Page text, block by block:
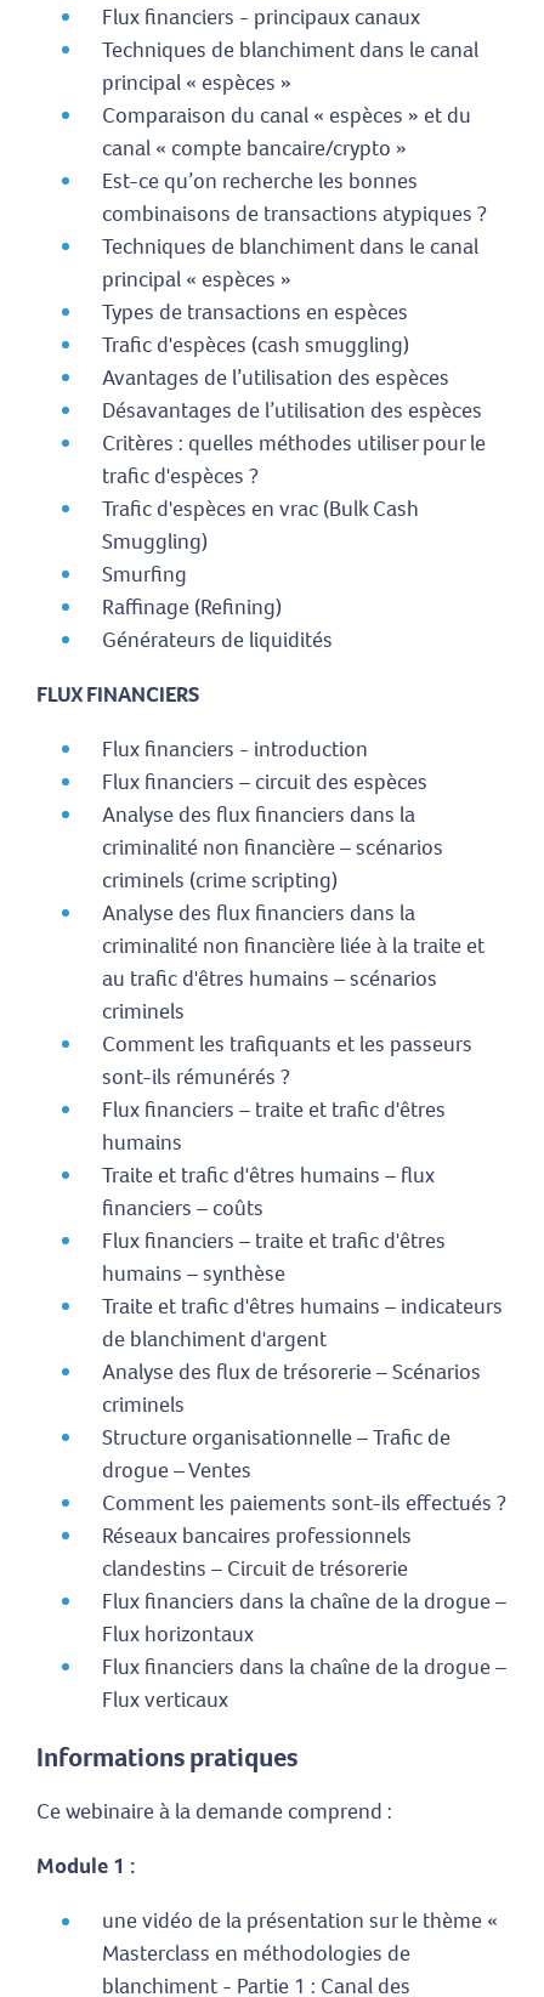
Flux financiers - principaux canaux
Techniques de blanchiment dans le canal
principal « espèces »
Comparaison du canal « espèces » et du
canal « compte bancaire/crypto »
Est-ce qu’on recherche les bonnes
combinaisons de transactions atypiques ?
Techniques de blanchiment dans le canal
principal « espèces »
Types de transactions en espèces
Trafic d'espèces (cash smuggling)
Avantages de l’utilisation des espèces
Désavantages de l’utilisation des espèces
Critères : quelles méthodes utiliser pour le
trafic d'espèces ?
Trafic d'espèces en vrac (Bulk Cash
Smuggling)
Smurfing
Raffinage (Refining)
Générateurs de liquidités
FLUX FINANCIERS
Flux financiers - introduction
Flux financiers – circuit des espèces
Analyse des flux financiers dans la
criminalité non financière – scénarios
criminels (crime scripting)
Analyse des flux financiers dans la
criminalité non financière liée à la traite et
au trafic d'êtres humains – scénarios
criminels
Comment les trafiquants et les passeurs
sont-ils rémunérés ?
Flux financiers – traite et trafic d'êtres
humains
Traite et trafic d'êtres humains – flux
financiers – coûts
Flux financiers – traite et trafic d'êtres
humains – synthèse
Traite et trafic d'êtres humains – indicateurs
de blanchiment d'argent
Analyse des flux de trésorerie – Scénarios
criminels
Structure organisationnelle – Trafic de
drogue – Ventes
Comment les paiements sont-ils effectués ?
Réseaux bancaires professionnels
clandestins – Circuit de trésorerie
Flux financiers dans la chaîne de la drogue –
Flux horizontaux
Flux financiers dans la chaîne de la drogue –
Flux verticaux
Informations pratiques
Ce webinaire à la demande comprend :
Module 1 :
une vidéo de la présentation sur le thème «
Masterclass en méthodologies de
blanchiment - Partie 1 : Canal des